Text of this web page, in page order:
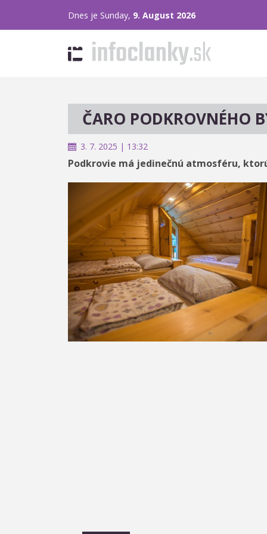
Dnes je Sunday, 9. August 2026
ČARO PODKROVNÉHO
3. 7. 2025 | 13:32
Podkrovie má jedinečnú atmosféru,